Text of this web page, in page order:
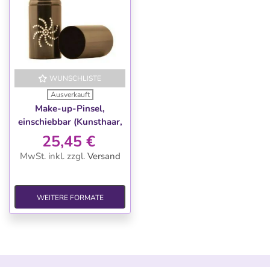
WUNSCHLISTE
Ausverkauft
Make-up-Pinsel,
einschiebbar (Kunsthaar,
Toray)
25,45 €
MwSt. inkl. zzgl. Versand
WEITERE FORMATE